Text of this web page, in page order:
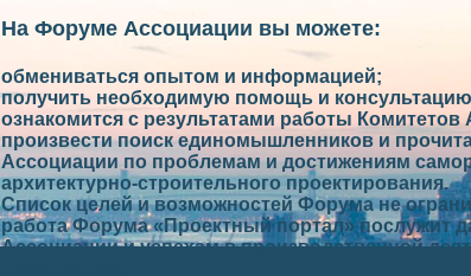
На Форуме Ассоциации вы можете:
обмениваться опытом и информацией;
получить необходимую помощь и
ознакомится с результатами работы Комитетов
произвести поиск единомышленников и
Ассоциации по проблемам и достижениям
архитектурно-строительного проектирования.
Список целей и возможностей Форума не
работа Форума «Проектный портал» послужит
Ассоциации и успехам в производственной